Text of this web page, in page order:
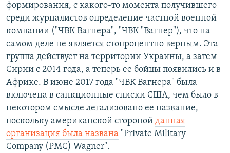
формирования, с какого-то момента получившего
среди журналистов определение частной военной
компании ("ЧВК Вагнера", "ЧВК "Вагнер"), что на
самом деле не является стопроцентно верным. Эта
группа действует на территории Украины, а затем
Сирии с 2014 года, а теперь ее бойцы появились и в
Африке. В июне 2017 года "ЧВК Вагнера" была
включена в санкционные списки США, чем было в
некотором смысле легализовано ее название,
поскольку американской стороной данная
организация была названа "Private Military
Company (PMC) Wagner".